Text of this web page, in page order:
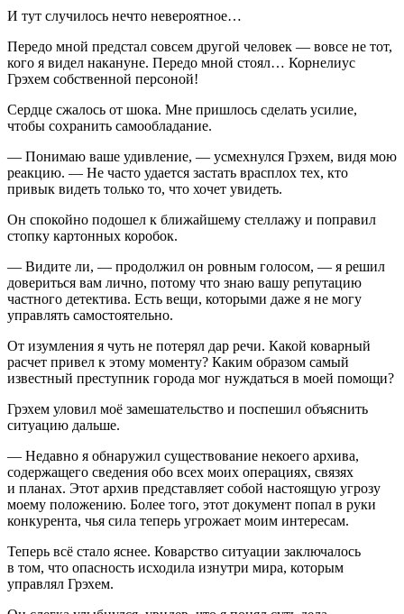
И тут случилось нечто невероятное…
Передо мной предстал совсем другой человек — вовсе не тот,
кого я видел накануне. Передо мной стоял… Корнелиус
Грэхем собственной персоной!
Сердце сжалось от шока. Мне пришлось сделать усилие,
чтобы сохранить самообладание.
— Понимаю ваше удивление, — усмехнулся Грэхем, видя мою
реакцию. — Не часто удается застать врасплох тех, кто
привык видеть только то, что хочет увидеть.
Он спокойно подошел к ближайшему стеллажу и поправил
стопку картонных коробок.
— Видите ли, — продолжил он ровным голосом, — я решил
довериться вам лично, потому что знаю вашу репутацию
частного детектива. Есть вещи, которыми даже я не могу
управлять самостоятельно.
От изумления я чуть не потерял дар речи. Какой коварный
расчет привел к этому моменту? Каким образом самый
известный преступник города мог нуждаться в моей помощи?
Грэхем уловил моё замешательство и поспешил объяснить
ситуацию дальше.
— Недавно я обнаружил существование некоего архива,
содержащего сведения обо всех моих операциях, связях
и планах. Этот архив представляет собой настоящую угрозу
моему положению. Более того, этот документ попал в руки
конкурента, чья сила теперь угрожает моим интересам.
Теперь всё стало яснее. Коварство ситуации заключалось
в том, что опасность исходила изнутри мира, которым
управлял Грэхем.